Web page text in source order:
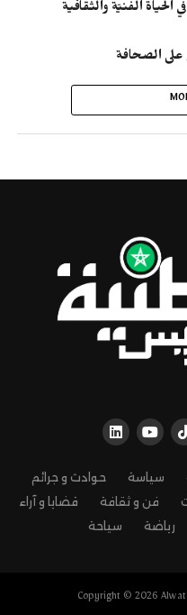
الفنيّة والثقافية
سياسة
حوادث و جرائم
فن و ثقافة
قضايا و آراء
رياضة سياحة
Copyright © 2026